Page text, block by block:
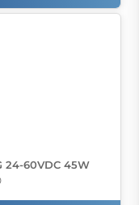
24-60VDC 45W